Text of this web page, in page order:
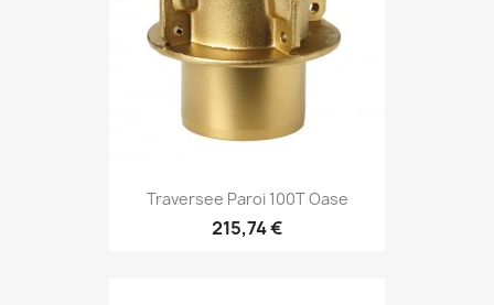
Traversee Paroi 100T Oase
215,74 €